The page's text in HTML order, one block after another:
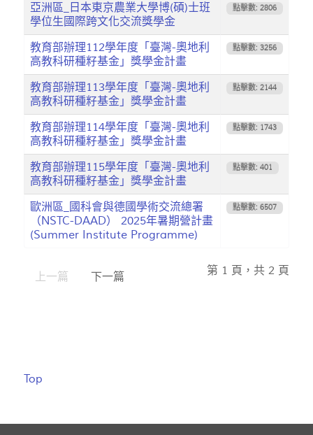
亞洲區_日本東京農業大學博(碩)士班
學位生國際跨文化交流獎學金
點擊數: 2806
教育部辦理112學年度「臺灣-奧地利
高教科研種籽基金」獎學金計畫
點擊數: 3256
教育部辦理113學年度「臺灣-奧地利
高教科研種籽基金」獎學金計畫
點擊數: 2144
教育部辦理114學年度「臺灣-奧地利
高教科研種籽基金」獎學金計畫
點擊數: 1743
教育部辦理115學年度「臺灣-奧地利
高教科研種籽基金」獎學金計畫
點擊數: 401
歐洲區_國科會與德國學術交流總署
（NSTC-DAAD） 2025年暑期營計畫
(Summer Institute Programme)
點擊數: 6507
第 1 頁，共 2 頁
上一篇 下一篇
Top